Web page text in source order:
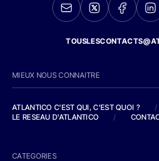
MIEUX NOUS CONNAITRE
ATLANTICO C'EST QUI, C'EST QUOI ?
/
LE RESEAU D'ATLANTICO
/
CATEGORIES